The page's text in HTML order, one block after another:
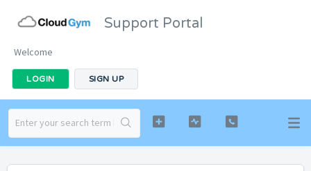
Support Portal
Welcome
LOGIN SIGN UP